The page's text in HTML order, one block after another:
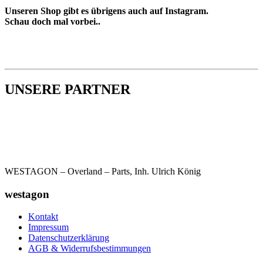
Unseren Shop gibt es übrigens auch auf Instagram.
Schau doch mal vorbei..
UNSERE PARTNER
WESTAGON – Overland – Parts, Inh. Ulrich König
westagon
Kontakt
Impressum
Datenschutzerklärung
AGB & Widerrufsbestimmungen